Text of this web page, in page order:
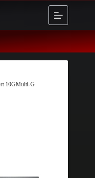
10GMulti-G